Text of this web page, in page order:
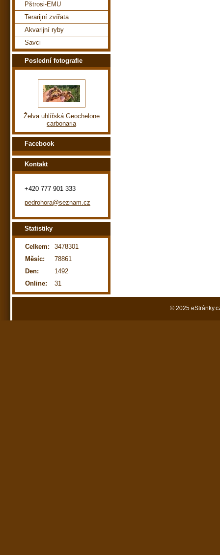
Pštrosi-EMU
Terarijní zvířata
Akvarijní ryby
Savci
Poslední fotografie
Želva uhlířská Geochelone
carbonaria
Facebook
Kontakt
+420 777 901 333
pedrohora@seznam.cz
Statistiky
Online: 31
Celkem:
3478301
Měsíc:
78861
Den:
1492
© 2025